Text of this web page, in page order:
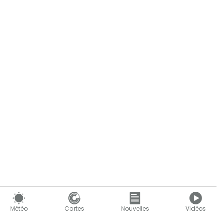
Météo Cartes Nouvelles Vidéos
Le contenu continue ci-dessous